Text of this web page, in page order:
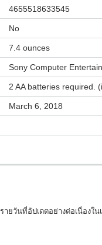
4655518633545
No
7.4 ounces
Sony Computer
2 AA batteries required.
March 6, 2018
วันที่อัปเดตอย่างต่อเนื่องใ